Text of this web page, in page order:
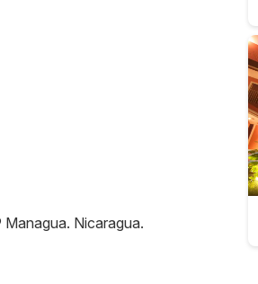
Managua. Nicaragua.